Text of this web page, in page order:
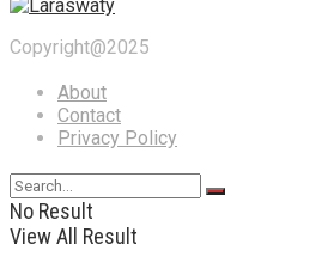
Copyright@2025
About
Contact
Privacy Policy
No Result
View All Result